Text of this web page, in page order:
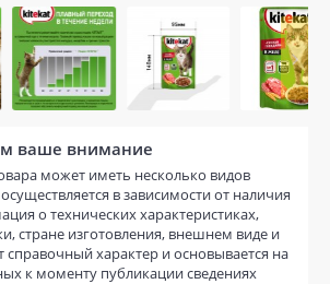
ваше внимание
может иметь несколько видов
в зависимости от наличия
о технических характеристиках,
стране изготовления, внешнем виде и
справочный характер и основывается на
к моменту публикации сведениях